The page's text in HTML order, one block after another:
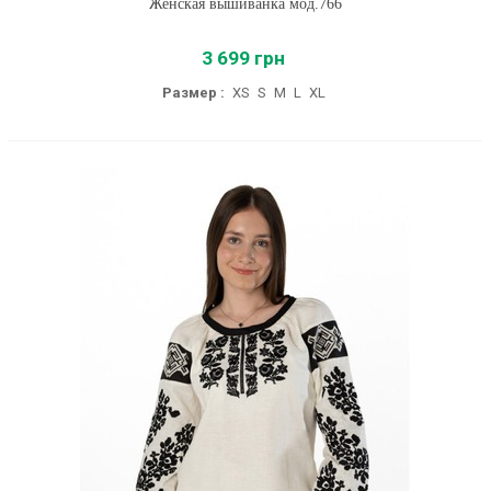
Женская вышиванка мод.766
3 699 грн
Размер : XS S M L XL